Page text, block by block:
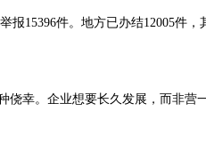
15396件。地方已办结12005件，
幸。企业想要长久发展，而非营